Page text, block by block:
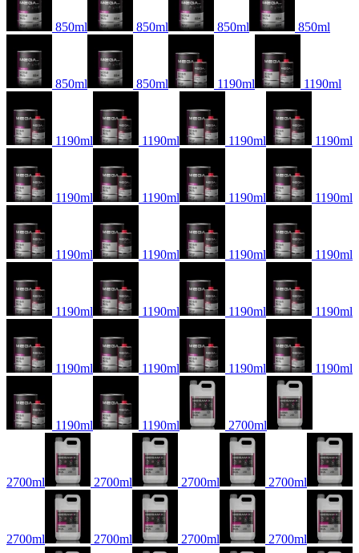
850ml 850ml 850ml 850ml
850ml 850ml 1190ml 1190ml
1190ml 1190ml 1190ml 1190ml
1190ml 1190ml 1190ml 1190ml
1190ml 1190ml 1190ml 1190ml
1190ml 1190ml 1190ml 1190ml
1190ml 1190ml 1190ml 1190ml
1190ml 1190ml 2700ml
2700ml 2700ml 2700ml 2700ml
2700ml 2700ml 2700ml 2700ml